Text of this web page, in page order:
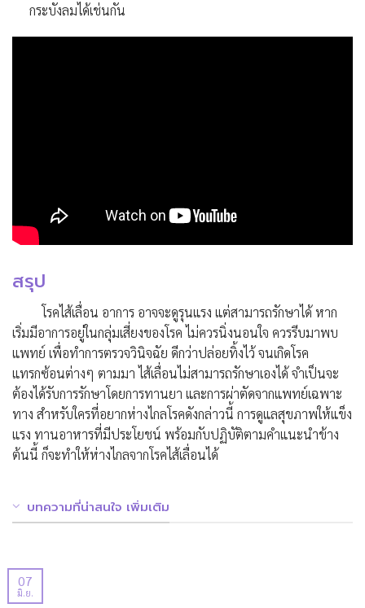
กระบังลมได้เช่นกัน
สรุป
โรคไส้เลื่อน อาการ อาจจะดูรุนแรง แต่สามารถรักษาได้ หาก
เริ่มมีอาการอยู่ในกลุ่มเสี่ยงของโรค ไม่ควรนิ่งนอนใจ ควรรีบมาพบ
แพทย์ เพื่อทำการตรวจวินิจฉัย ดีกว่าปล่อยทิ้งไว้ จนเกิดโรค
แทรกซ้อนต่างๆ ตามมา ไส้เลื่อนไม่สามารถรักษาเองได้ จำเป็นจะ
ต้องได้รับการรักษาโดยการทานยา และการผ่าตัดจากแพทย์เฉพาะ
ทาง สำหรับใครที่อยากห่างไกลโรคดังกล่าวนี้ การดูแลสุขภาพให้แข็ง
แรง ทานอาหารที่มีประโยชน์ พร้อมกับปฏิบัติตามคำแนะนำข้าง
ต้นนี้ ก็จะทำให้ห่างไกลจากโรคไส้เลื่อนได้
บทความที่น่าสนใจ เพิ่มเติม
07
มิ.ย.